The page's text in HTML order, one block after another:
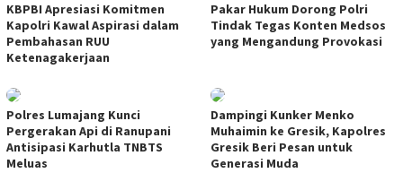
KBPBI Apresiasi Komitmen
Kapolri Kawal Aspirasi dalam
Pembahasan RUU
Ketenagakerjaan
Pakar Hukum Dorong Polri
Tindak Tegas Konten Medsos
yang Mengandung Provokasi
Polres Lumajang Kunci
Pergerakan Api di Ranupani
Antisipasi Karhutla TNBTS
Meluas
Dampingi Kunker Menko
Muhaimin ke Gresik, Kapolres
Gresik Beri Pesan untuk
Generasi Muda